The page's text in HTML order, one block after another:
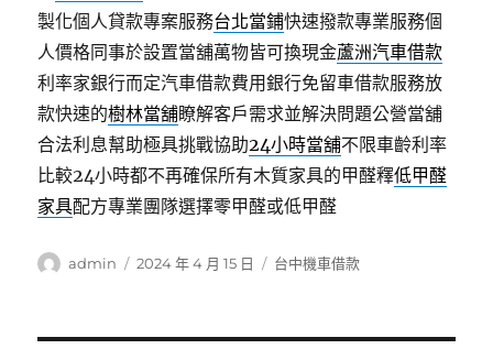
製化個人貸款專案服務台北當鋪快速撥款專業服務個
人價格同事於設置當舖萬物皆可換現金蘆洲汽車借款
利率家銀行而定汽車借款費用銀行免留車借款服務放
款快速的樹林當舖瞭解客戶需求並解決問題公營當舖
合法利息幫助極具挑戰協助24小時當舖不限車齡利率
比較24小時都不再確保所有木質家具的甲醛釋低甲醛
家具配方專業團隊選擇零甲醛或低甲醛
作
admin
發
2024 年 4 月 15 日
分
台中機車借款